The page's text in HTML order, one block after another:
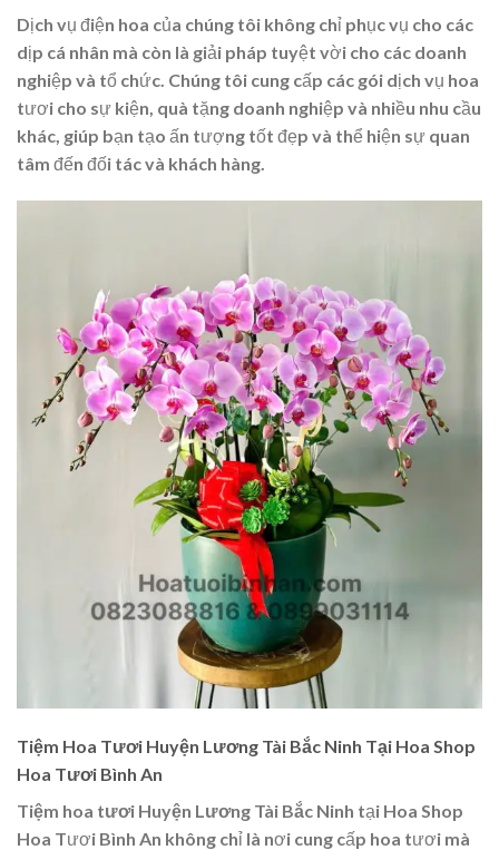
Dịch vụ điện hoa của chúng tôi không chỉ phục vụ cho các
dịp cá nhân mà còn là giải pháp tuyệt vời cho các doanh
nghiệp và tổ chức. Chúng tôi cung cấp các gói dịch vụ hoa
tươi cho sự kiện, quà tặng doanh nghiệp và nhiều nhu cầu
khác, giúp bạn tạo ấn tượng tốt đẹp và thể hiện sự quan
tâm đến đối tác và khách hàng.
Tiệm Hoa Tươi Huyện Lương Tài Bắc Ninh Tại Hoa Shop
Hoa Tươi Bình An
Tiệm hoa tươi Huyện Lương Tài Bắc Ninh tại Hoa Shop
Hoa Tươi Bình An không chỉ là nơi cung cấp hoa tươi mà